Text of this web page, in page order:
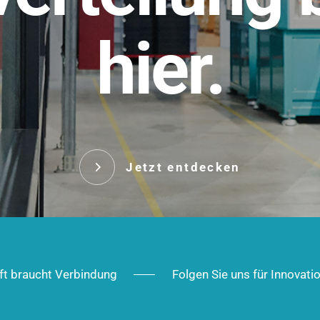
hier.
Jetzt entdecken
im Alltag,
Ausbau.
Das innovative
robust, IP-geschützt
Jetzt
braucht Verbindung Folgen Sie uns für